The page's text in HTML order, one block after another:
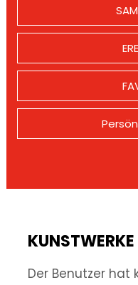
KUNSTWERKE
Der Benutzer hat